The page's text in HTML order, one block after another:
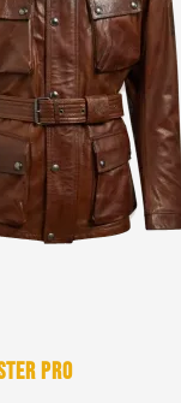
Pro